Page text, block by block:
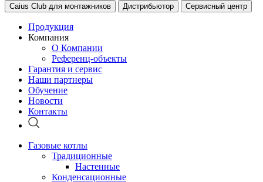
Caius Club для монтажников Дистрибьютор Сервисный центр
Продукция
Компания
О Компании
Референц-объекты
Гарантия и сервис
Наши партнеры
Обучение
Новости
Контакты
Газовые котлы
Традиционные
Настенные
Конденсационные